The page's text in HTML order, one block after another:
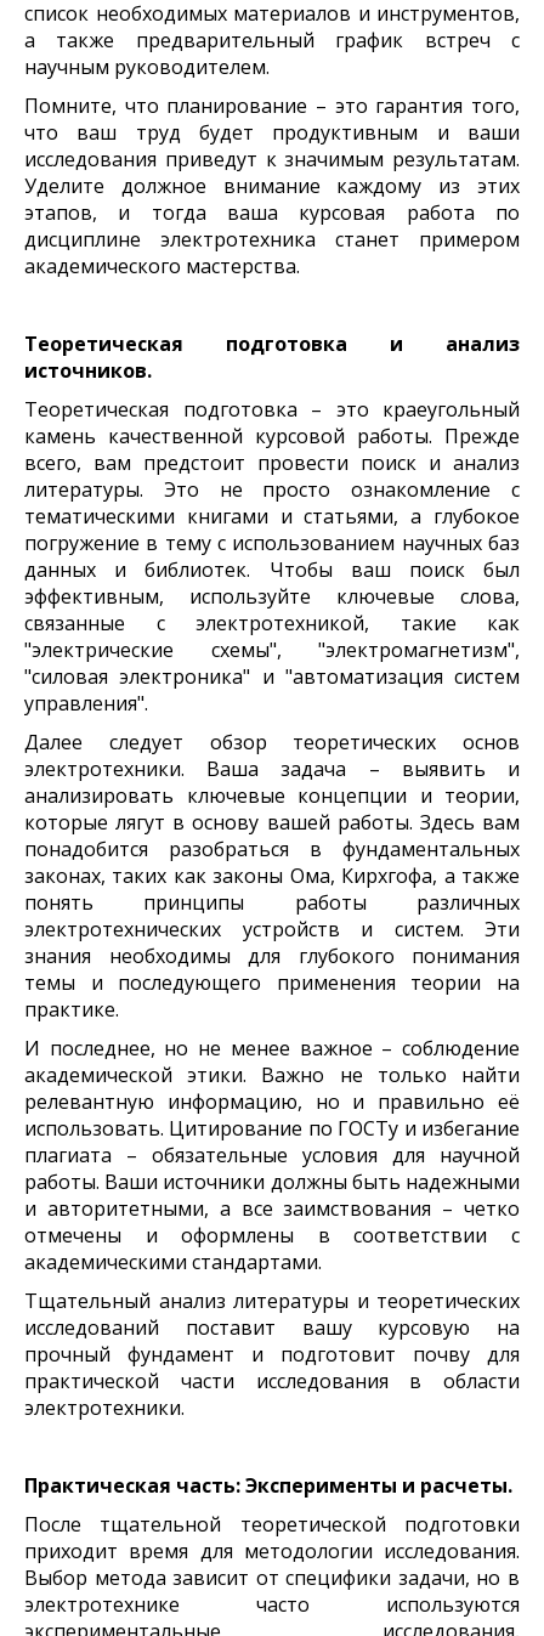
список необходимых материалов и инструментов,
а также предварительный график встреч с
научным руководителем.
Помните, что планирование – это гарантия того,
что ваш труд будет продуктивным и ваши
исследования приведут к значимым результатам.
Уделите должное внимание каждому из этих
этапов, и тогда ваша курсовая работа по
дисциплине электротехника станет примером
академического мастерства.
Теоретическая подготовка и анализ
источников.
Теоретическая подготовка – это краеугольный
камень качественной курсовой работы. Прежде
всего, вам предстоит провести поиск и анализ
литературы. Это не просто ознакомление с
тематическими книгами и статьями, а глубокое
погружение в тему с использованием научных баз
данных и библиотек. Чтобы ваш поиск был
эффективным, используйте ключевые слова,
связанные с электротехникой, такие как
"электрические схемы", "электромагнетизм",
"силовая электроника" и "автоматизация систем
управления".
Далее следует обзор теоретических основ
электротехники. Ваша задача – выявить и
анализировать ключевые концепции и теории,
которые лягут в основу вашей работы. Здесь вам
понадобится разобраться в фундаментальных
законах, таких как законы Ома, Кирхгофа, а также
понять принципы работы различных
электротехнических устройств и систем. Эти
знания необходимы для глубокого понимания
темы и последующего применения теории на
практике.
И последнее, но не менее важное – соблюдение
академической этики. Важно не только найти
релевантную информацию, но и правильно её
использовать. Цитирование по ГОСТу и избегание
плагиата – обязательные условия для научной
работы. Ваши источники должны быть надежными
и авторитетными, а все заимствования – четко
отмечены и оформлены в соответствии с
академическими стандартами.
Тщательный анализ литературы и теоретических
исследований поставит вашу курсовую на
прочный фундамент и подготовит почву для
практической части исследования в области
электротехники.
Практическая часть: Эксперименты и расчеты.
После тщательной теоретической подготовки
приходит время для методологии исследования.
Выбор метода зависит от специфики задачи, но в
электротехнике часто используются
экспериментальные исследования,